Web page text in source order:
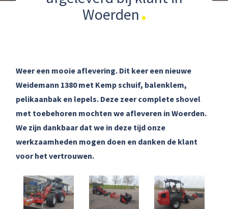
Woerden
Weer een mooie aflevering. Dit keer een nieuwe
Weidemann 1380 met Kemp schuif, balenklem,
pelikaanbak en lepels. Deze zeer complete shovel
met toebehoren mochten we afleveren in Woerden.
We zijn dankbaar dat we in deze tijd onze
werkzaamheden mogen doen en danken de klant
voor het vertrouwen.